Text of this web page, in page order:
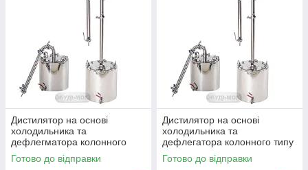
Дистилятор на основі
холодильника та
дефлегматора колонного
типу Форсаж Samogray 2
дюйми бак 58 л
Готово до відправки
Дистилятор на основі
холодильника та
дефлегатора колонного типу
Форсаж Samogray 2 дюйми
бак 33
Готово до відправки